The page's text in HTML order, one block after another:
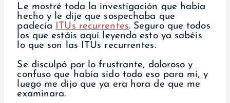
Le mostré toda la investigación que había
hecho y le dije que sospechaba que
padecía ITUs recurrentes. Seguro que todos
los que estáis aquí leyendo esto ya sabéis
lo que son las ITUs recurrentes.
Se disculpó por lo frustrante, doloroso y
confuso que había sido todo eso para mí, y
luego me dijo que ya era hora de que me
examinara.